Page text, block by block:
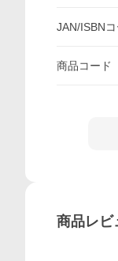
JAN/ISBNコ
商品コード
商品レビ